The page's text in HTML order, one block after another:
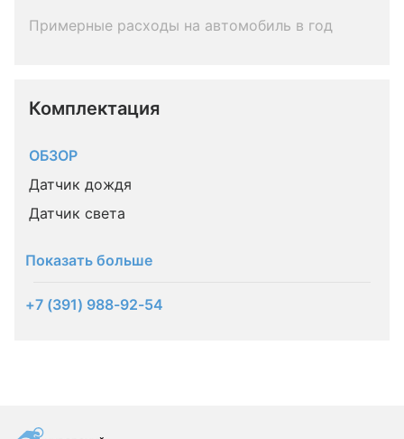
Примерные расходы на автомобиль в год
Комплектация
ОБЗОР
Датчик дождя
Датчик света
Показать больше
+7 (391) 988-92-54